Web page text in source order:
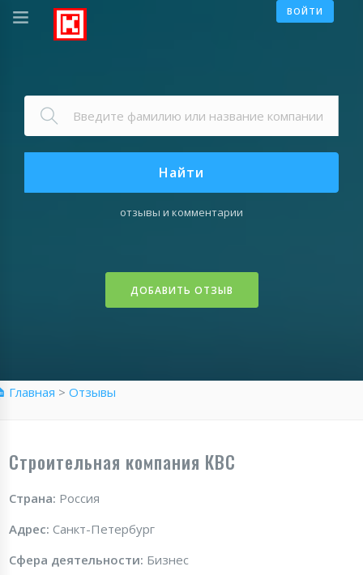
ВОЙТИ
Найти
отзывы и комментарии
ДОБАВИТЬ ОТЗЫВ
Главная > Отзывы
Строительная компания КВС
Страна: Россия
Адрес: Санкт-Петербург
Сфера деятельности: Бизнес